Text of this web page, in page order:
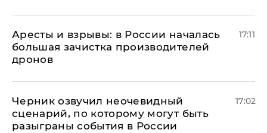
Аресты и взрывы: в России началась
большая зачистка производителей
дронов
17:11
Черник озвучил неочевидный
сценарий, по которому могут быть
разыграны события в России
17:02